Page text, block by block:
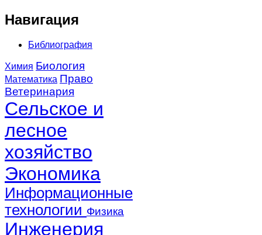
Навигация
Библиография
Химия Биология
Математика Право
Ветеринария
Сельское и
лесное
хозяйство
Экономика
Информационные
технологии Физика
Инженерия